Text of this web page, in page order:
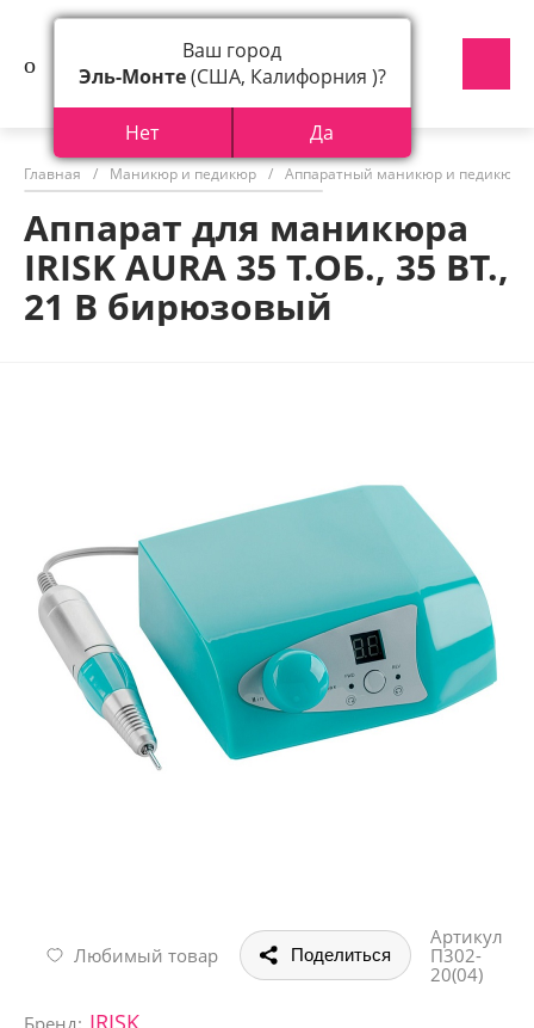
Главная / Маникюр и педикюр / Аппаратный маникюр и педикюр
Аппарат для маникюра
IRISK AURA 35 Т.ОБ., 35 ВТ.,
21 В бирюзовый
Любимый товар Поделиться
Артикул
П302-
20(04)
Бренд: IRISK
Ваш город
Эль-Монте(США, Калифорния )?
Нет Да